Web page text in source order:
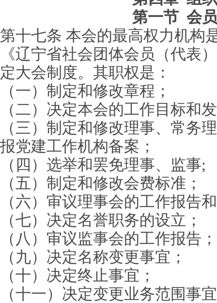
第一节 会
第十七条 本会的最高权力机构
《辽宁省社会团体会员（代表
定大会制度。其职权是：
（一）制定和修改章程；
（二）决定本会的工作目标和
（三）制定和修改理事、常务
报党建工作机构备案；
（四）选举和罢免理事、监事;
（五）制定和修改会费标准；
（六）审议理事会的工作报告
（七）决定名誉职务的设立；
（八）审议监事会的工作报告；
（九）决定名称变更事宜；
（十）决定终止事宜；
（十一）决定变更业务范围事